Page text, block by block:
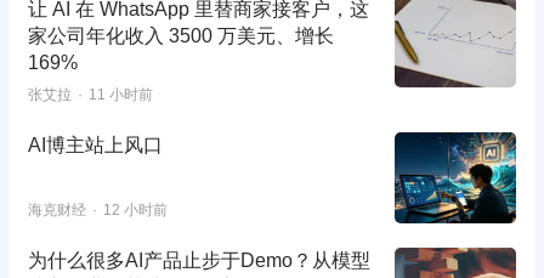
让 AI 在 WhatsApp 里替商家接客户，这
家公司年化收入 3500 万美元、增长
169%
张艾拉 11 小时前
AI博主站上风口
海克财经 12 小时前
为什么很多AI产品止步于Demo？从模型